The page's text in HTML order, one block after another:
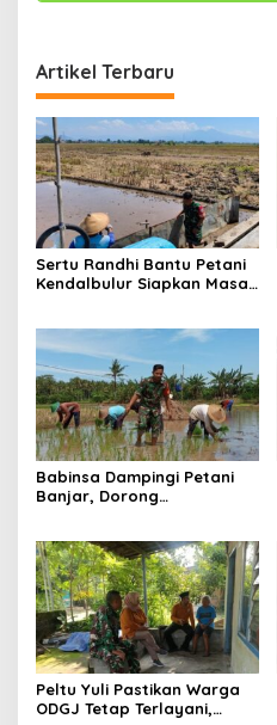
Artikel Terbaru
Sertu Randhi Bantu Petani
Kendalbulur Siapkan Masa
Babinsa Dampingi Petani
Banjar, Dorong
Peltu Yuli Pastikan Warga
ODGJ Tetap Terlayani,